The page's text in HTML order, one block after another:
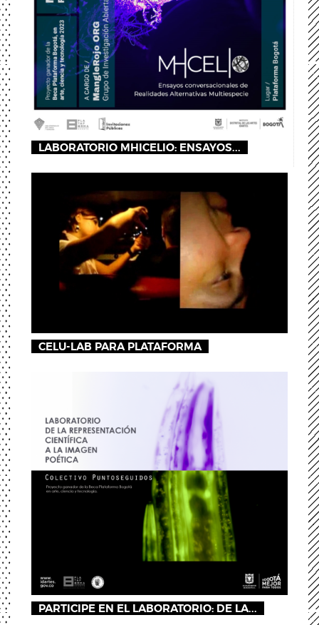
LABORATORIO MHICELIO: ENSAYOS...
CELU-LAB PARA PLATAFORMA
PARTICIPE EN EL LABORATORIO: DE LA...